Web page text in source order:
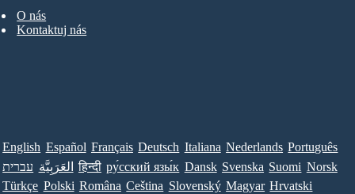
O nás
Kontaktuj nás
English Español Français Deutsch Italiana Nederlands Português
עברית العَرَبِيَّة हिन्दी ру́сский язы́к Dansk Svenska Suomi Norsk
Türkçe Polski Româna Ceština Slovenský Magyar Hrvatski